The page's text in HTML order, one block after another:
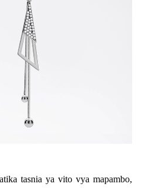
tasnia ya vito vya mapambo,